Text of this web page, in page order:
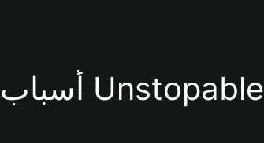
أسباب أهمية استخدام محفظة Unstopable